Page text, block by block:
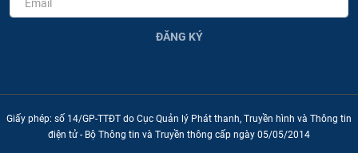
ĐĂNG KÝ
Giấy phép: số 14/GP-TTĐT do Cục Quản lý Phát thanh, Truyền hình và Thông tin
điện tử - Bộ Thông tin và Truyền thông cấp ngày 05/05/2014